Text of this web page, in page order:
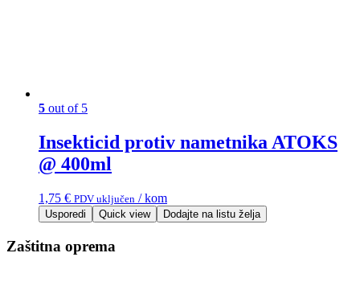
5 out of 5
Insekticid protiv nametnika ATOKS
@ 400ml
1,75 € PDV uključen / kom
Usporedi Quick view Dodajte na listu želja
Zaštitna oprema